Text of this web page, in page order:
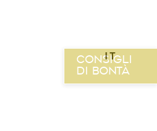
CONSIGLI
DI BONTÀ